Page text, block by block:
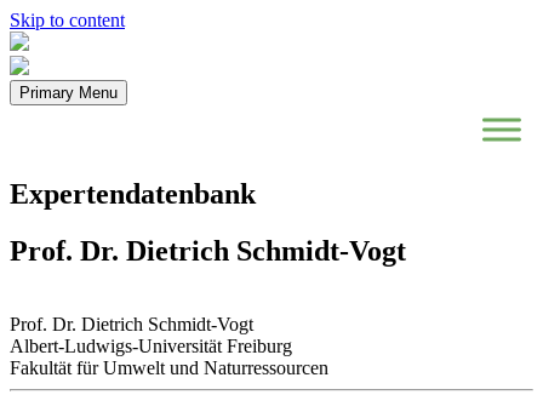
Skip to content
Primary Menu
Expertendatenbank
Prof. Dr. Dietrich Schmidt-Vogt
Prof. Dr. Dietrich Schmidt-Vogt
Albert-Ludwigs-Universität Freiburg
Fakultät für Umwelt und Naturressourcen